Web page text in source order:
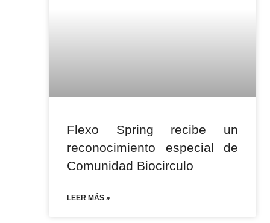
Flexo Spring recibe un
reconocimiento especial de
Comunidad Biocirculo
LEER MÁS »